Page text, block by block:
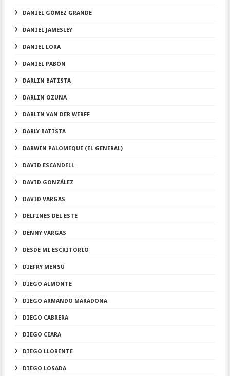
DANIEL GÓMEZ GRANDE
DANIEL JAMESLEY
DANIEL LORA
DANIEL PABÓN
DARLIN BATISTA
DARLIN OZUNA
DARLIN VAN DER WERFF
DARLY BATISTA
DARWIN PALOMEQUE (EL GENERAL)
DAVID ESCANDELL
DAVID GONZÁLEZ
DAVID VARGAS
DELFINES DEL ESTE
DENNY VARGAS
DESDE MI ESCRITORIO
DIEFRY MENSÚ
DIEGO ALMONTE
DIEGO ARMANDO MARADONA
DIEGO CABRERA
DIEGO CEARA
DIEGO LLORENTE
DIEGO LOSADA